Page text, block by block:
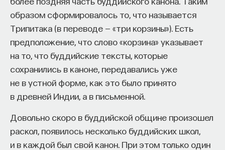
образом сформировалось то, что называется
Трипитака (в переводе — «три корзины»). Есть
предположение, что слово «корзина» указывает
на то, что буддийские тексты, которые
сохранились в каноне, передавались уже
не в устной форме, как это было принято
в древней Индии, а в письменной.
Довольно скоро в буддийской общине произошел
раскол, появилось несколько буддийских школ,
и в каждой был свой канон. При этом только один
НАД МАТЕРИАЛОМ РАБОТАЛИ
Вячеслав Дубынин
кафедры физиологии человека и животных
биологического факультета МГУ
им. М. В. Ломоносова, специалист в области
физиологии мозга
БИОЛОГИЯ
1298 публикаций
на каком-нибудь неблаговидном поступке,
его прощали.
Хотя даже на низших уровнях говорили, что
французы — мятежники, но, в принципе,
русское общество, тем более
образованное, несмотря на позицию
императора и III отделения СЕИВк,
не сильно меняло свое отношение